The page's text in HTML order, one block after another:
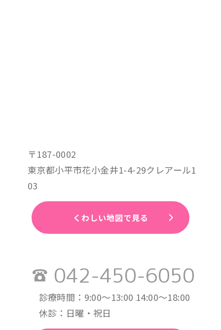
042-450-6050
診療時間：9:00〜13:00 14:00〜18:00
休診：日曜・祝日
〒187-0002
東京都小平市花小金井1-4-29クレアール1
03
くわしい地図で見る